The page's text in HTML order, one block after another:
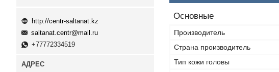
Основные
Производитель
Страна производитель
Тип кожи головы
http://centr-saltanat.kz
saltanat.centr@mail.ru
+77772334519